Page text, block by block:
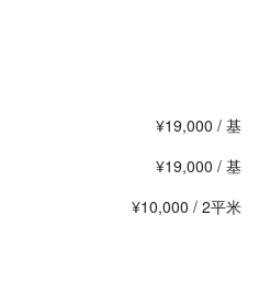
¥19,000 / 基
¥19,000 / 基
¥10,000 / 2平米